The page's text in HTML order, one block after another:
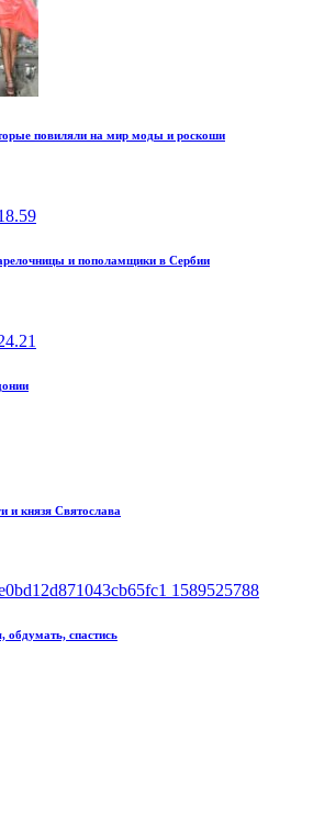
повиляли на мир моды и роскоши
и пополамщики в Сербии
и князя Святослава
обдумать, спастись